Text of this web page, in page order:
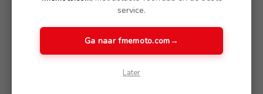
motorcontactdoos DIN
€ 19.90
gereedschapskist met
BMW sleutels - zwart
service.
Ga naar fmemoto.com→
Later